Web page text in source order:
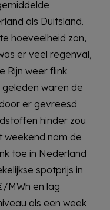
als Duitsland.
hoeveelheid zon,
er veel regenval,
Rijn weer flink
waren de
er gevreesd
hinder zou
weekend nam de
toe in Nederland
spotprijs in
MWh en lag
als een week